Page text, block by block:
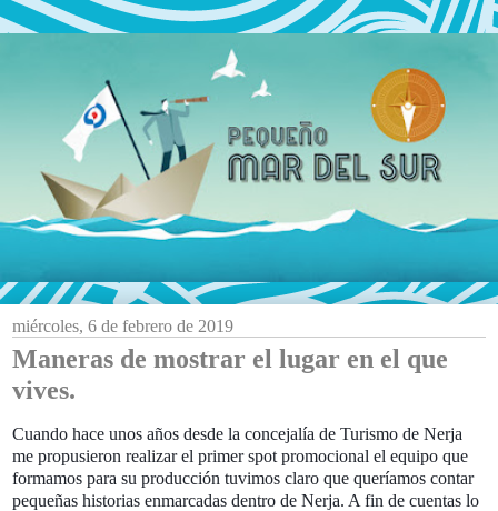
miércoles, 6 de febrero de 2019
Maneras de mostrar el lugar en el que
vives.
Cuando hace unos años desde la concejalía de Turismo de Nerja
me propusieron realizar el primer spot promocional el equipo que
formamos para su producción tuvimos claro que queríamos contar
pequeñas historias enmarcadas dentro de Nerja. A fin de cuentas lo